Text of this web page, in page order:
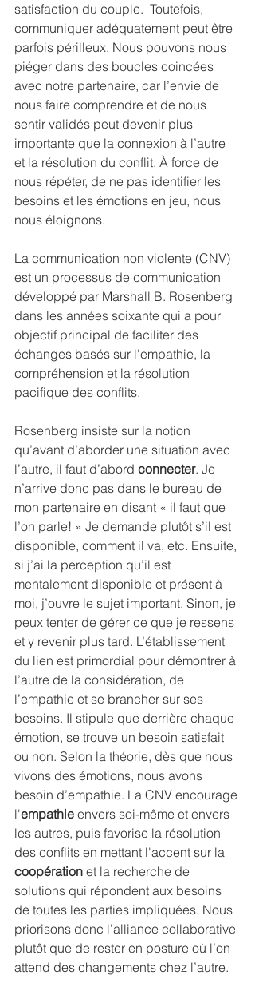
satisfaction du couple.  Toutefois,
communiquer adéquatement peut être
parfois périlleux. Nous pouvons nous
piéger dans des boucles coincées
avec notre partenaire, car l’envie de
nous faire comprendre et de nous
sentir validés peut devenir plus
importante que la connexion à l’autre
et la résolution du conflit. À force de
nous répéter, de ne pas identifier les
besoins et les émotions en jeu, nous
nous éloignons.
La communication non violente (CNV)
est un processus de communication
développé par Marshall B. Rosenberg
dans les années soixante qui a pour
objectif principal de faciliter des
échanges basés sur l'empathie, la
compréhension et la résolution
pacifique des conflits.
Rosenberg insiste sur la notion
qu’avant d’aborder une situation avec
l’autre, il faut d’abord connecter. Je
n’arrive donc pas dans le bureau de
mon partenaire en disant « il faut que
l’on parle! » Je demande plutôt s’il est
disponible, comment il va, etc. Ensuite,
si j’ai la perception qu’il est
mentalement disponible et présent à
moi, j’ouvre le sujet important. Sinon, je
peux tenter de gérer ce que je ressens
et y revenir plus tard. L’établissement
du lien est primordial pour démontrer à
l’autre de la considération, de
l’empathie et se brancher sur ses
besoins. Il stipule que derrière chaque
émotion, se trouve un besoin satisfait
ou non. Selon la théorie, dès que nous
vivons des émotions, nous avons
besoin d’empathie. La CNV encourage
l'empathie envers soi-même et envers
les autres, puis favorise la résolution
des conflits en mettant l'accent sur la
coopération et la recherche de
solutions qui répondent aux besoins
de toutes les parties impliquées. Nous
priorisons donc l’alliance collaborative
plutôt que de rester en posture où l’on
attend des changements chez l’autre.